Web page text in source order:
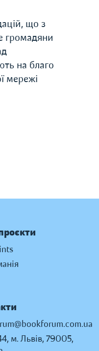
що з
громадяни
на благо
мережі
м. Львів, 79005,